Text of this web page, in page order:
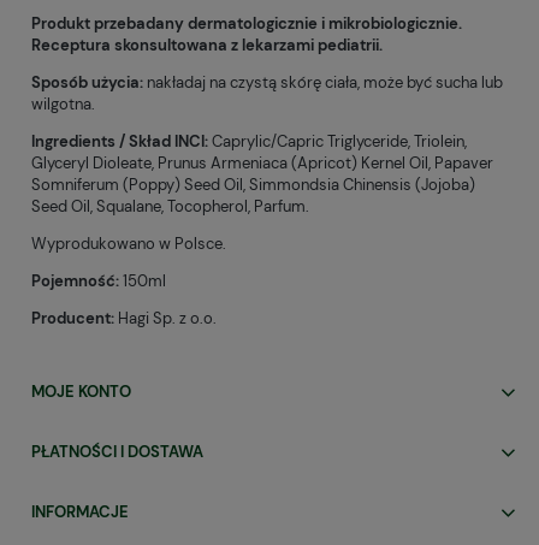
Produkt przebadany dermatologicznie i mikrobiologicznie.
Receptura skonsultowana z lekarzami pediatrii.
Sposób użycia: nakładaj na czystą skórę ciała, może być sucha lub
wilgotna.
Ingredients / Skład INCI:Caprylic/Capric Triglyceride, Triolein,
Glyceryl Dioleate, Prunus Armeniaca (Apricot) Kernel Oil, Papaver
Somniferum (Poppy) Seed Oil, Simmondsia Chinensis (Jojoba)
Seed Oil, Squalane, Tocopherol, Parfum.
Wyprodukowano w Polsce.
Pojemność:150ml
Producent: Hagi Sp. z o.o.
MOJE KONTO
PŁATNOŚCI I DOSTAWA
INFORMACJE